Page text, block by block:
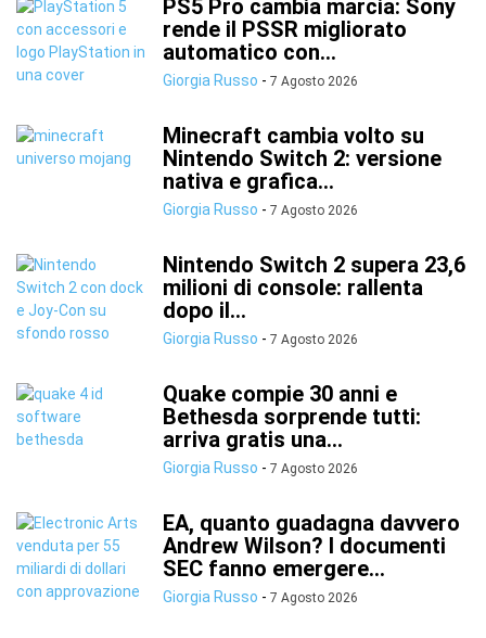
PS5 Pro cambia marcia: Sony
rende il PSSR migliorato
automatico con...
Giorgia Russo - 7 Agosto 2026
Minecraft cambia volto su
Nintendo Switch 2: versione
nativa e grafica...
Giorgia Russo - 7 Agosto 2026
Nintendo Switch 2 supera 23,6
milioni di console: rallenta
dopo il...
Giorgia Russo - 7 Agosto 2026
Quake compie 30 anni e
Bethesda sorprende tutti:
arriva gratis una...
Giorgia Russo - 7 Agosto 2026
EA, quanto guadagna davvero
Andrew Wilson? I documenti
SEC fanno emergere...
Giorgia Russo - 7 Agosto 2026